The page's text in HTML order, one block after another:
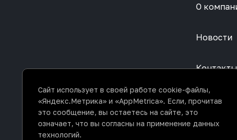
О
Новости
Контакты
Политика
Сайт использует в своей работе cookie-файлы,
«Яндекс.Метрика» и «AppMetrica». Если, прочитав
это сообщение, вы остаетесь на сайте, это
означает, что вы согласны на применение данных
технологий.